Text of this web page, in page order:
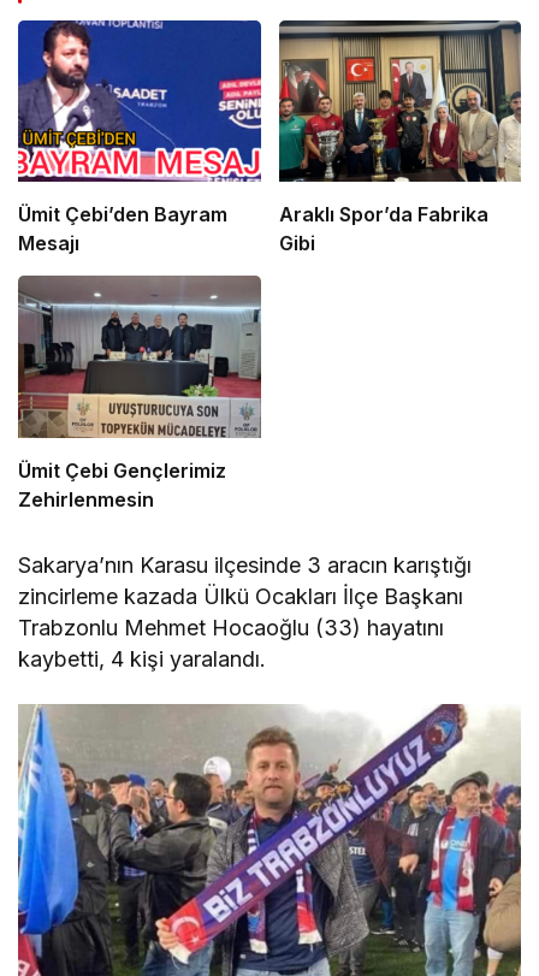
Ümit Çebi’den Bayram
Mesajı
Araklı Spor’da Fabrika
Gibi
Ümit Çebi Gençlerimiz
Zehirlenmesin
Sakarya’nın Karasu ilçesinde 3 aracın karıştığı
zincirleme kazada Ülkü Ocakları İlçe Başkanı
Trabzonlu Mehmet Hocaoğlu (33) hayatını
kaybetti, 4 kişi yaralandı.